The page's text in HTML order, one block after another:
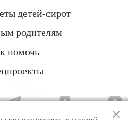
детей-сирот
родителям
помочь